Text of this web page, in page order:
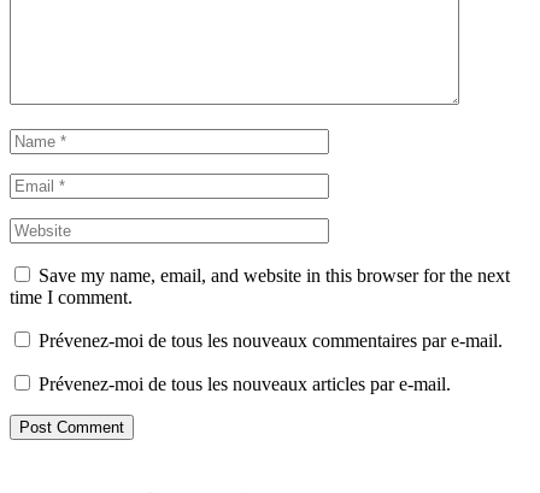
Save my name, email, and website in this browser for the next
time I comment.
Prévenez-moi de tous les nouveaux commentaires par e-mail.
Prévenez-moi de tous les nouveaux articles par e-mail.